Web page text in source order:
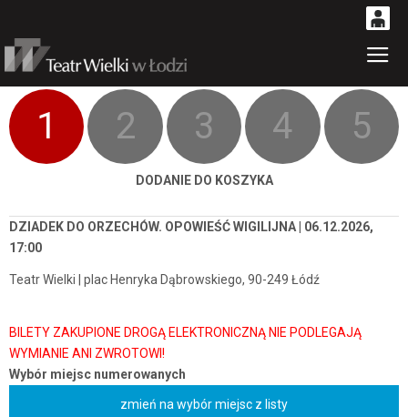
0
0,00
PLN
14
1 2 3 4 5
DODANIE DO KOSZYKA
DZIADEK DO ORZECHÓW. OPOWIEŚĆ WIGILIJNA | 06.12.2026,
17:00
Teatr Wielki | plac Henryka Dąbrowskiego, 90-249 Łódź
Wybór miejsc numerowanych
zmień na wybór miejsc z listy